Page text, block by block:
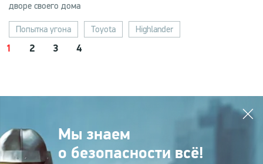
дворе своего дома
Попытка угона Toyota Highlander
1 2 3 4
Мы знаем
о безопасности всё!